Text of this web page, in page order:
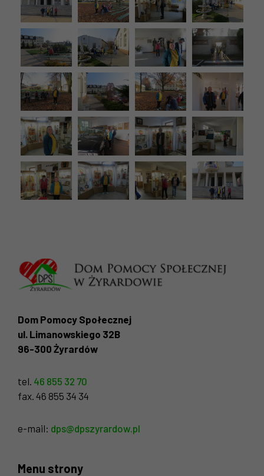
Dom Pomocy Społecznej
ul. Limanowskiego 32B
96-300 Żyrardów
tel. 46 855 32 70
fax. 46 855 34 34
e-mail: dps@dpszyrardow.pl
Menu strony